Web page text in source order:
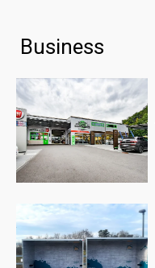
Business